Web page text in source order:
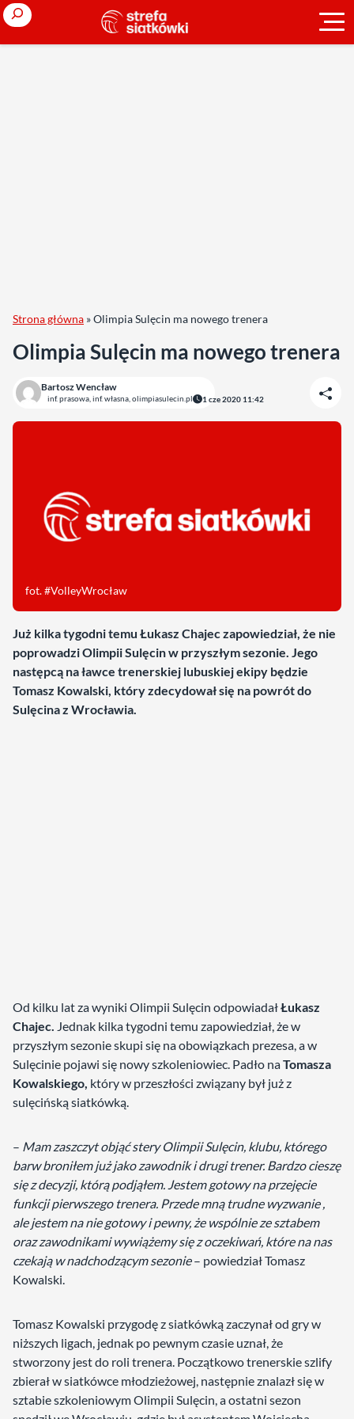
Search
Strona główna »Olimpia Sulęcin ma nowego trenera
Olimpia Sulęcin ma nowego trenera
Bartosz Wencław
inf. prasowa, inf. własna, olimpiasulecin.pl 1 cze 2020 11:42
fot. #VolleyWrocław
Już kilka tygodni temu Łukasz Chajec zapowiedział, że nie
poprowadzi Olimpii Sulęcin w przyszłym sezonie. Jego
następcą na ławce trenerskiej lubuskiej ekipy będzie
Tomasz Kowalski, który zdecydował się na powrót do
Sulęcina z Wrocławia.
Od kilku lat za wyniki Olimpii Sulęcin odpowiadałŁukasz
Chajec. Jednak kilka tygodni temu zapowiedział, że w
przyszłym sezonie skupi się na obowiązkach prezesa, a w
Sulęcinie pojawi się nowy szkoleniowiec. Padło naTomasza
Kowalskiego, który w przeszłości związany był już z
sulęcińską siatkówką.
– Mam zaszczyt objąć stery Olimpii Sulęcin, klubu, którego
barw broniłem już jako zawodnik i drugi trener. Bardzo cieszę
się z decyzji, którą podjąłem. Jestem gotowy na przejęcie
funkcji pierwszego trenera. Przede mną trudne wyzwanie ,
ale jestem na nie gotowy i pewny, że wspólnie ze sztabem
oraz zawodnikami wywiążemy się z oczekiwań, które na nas
czekają w nadchodzącym sezonie– powiedział Tomasz
Kowalski.
Tomasz Kowalski przygodę z siatkówką zaczynał od gry w
niższych ligach, jednak po pewnym czasie uznał, że
stworzony jest do roli trenera. Początkowo trenerskie szlify
zbierał w siatkówce młodzieżowej, następnie znalazł się w
sztabie szkoleniowym Olimpii Sulęcin, a ostatni sezon